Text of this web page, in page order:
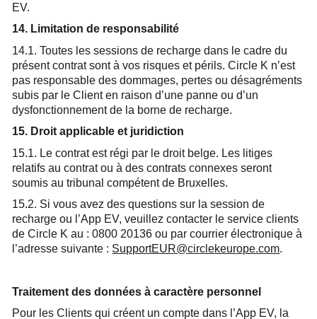
EV.
14. Limitation de responsabilité
14.1. Toutes les sessions de recharge dans le cadre du
présent contrat sont à vos risques et périls. Circle K n’est
pas responsable des dommages, pertes ou désagréments
subis par le Client en raison d’une panne ou d’un
dysfonctionnement de la borne de recharge.
15. Droit applicable et juridiction
15.1. Le contrat est régi par le droit belge. Les litiges
relatifs au contrat ou à des contrats connexes seront
soumis au tribunal compétent de Bruxelles.
15.2. Si vous avez des questions sur la session de
recharge ou l’App EV, veuillez contacter le service clients
de Circle K au : 0800 20136 ou par courrier électronique à
l’adresse suivante : SupportEUR@circlekeurope.com.
Traitement des données à caractère personnel
Pour les Clients qui créent un compte dans l’App EV, la